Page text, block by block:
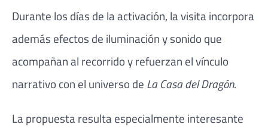
Durante los días de la activación, la visita incorpora
además efectos de iluminación y sonido que
acompañan al recorrido y refuerzan el vínculo
narrativo con el universo de La Casa del Dragón.
La propuesta resulta especialmente interesante